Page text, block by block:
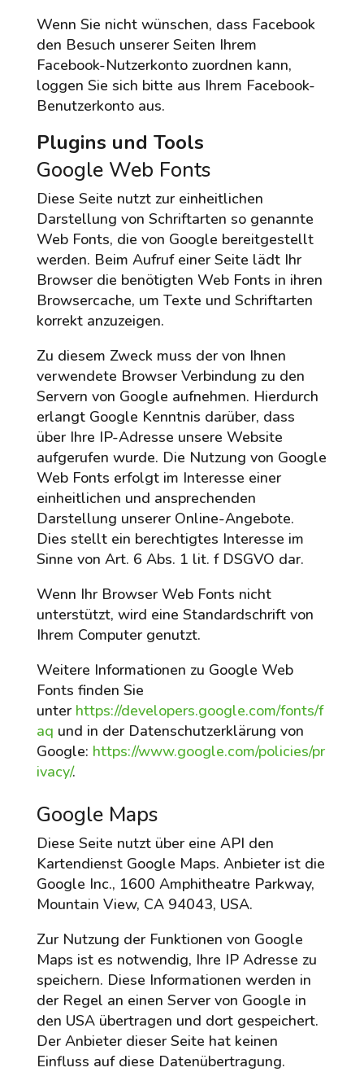
Wenn Sie nicht wünschen, dass Facebook
den Besuch unserer Seiten Ihrem
Facebook-Nutzerkonto zuordnen kann,
loggen Sie sich bitte aus Ihrem Facebook-
Benutzerkonto aus.
Plugins und Tools
Google Web Fonts
Diese Seite nutzt zur einheitlichen
Darstellung von Schriftarten so genannte
Web Fonts, die von Google bereitgestellt
werden. Beim Aufruf einer Seite lädt Ihr
Browser die benötigten Web Fonts in ihren
Browsercache, um Texte und Schriftarten
korrekt anzuzeigen.
Zu diesem Zweck muss der von Ihnen
verwendete Browser Verbindung zu den
Servern von Google aufnehmen. Hierdurch
erlangt Google Kenntnis darüber, dass
über Ihre IP-Adresse unsere Website
aufgerufen wurde. Die Nutzung von Google
Web Fonts erfolgt im Interesse einer
einheitlichen und ansprechenden
Darstellung unserer Online-Angebote.
Dies stellt ein berechtigtes Interesse im
Sinne von Art. 6 Abs. 1 lit. f DSGVO dar.
Wenn Ihr Browser Web Fonts nicht
unterstützt, wird eine Standardschrift von
Ihrem Computer genutzt.
Weitere Informationen zu Google Web
Fonts finden Sie
unter https://developers.google.com/fonts/f
aq und in der Datenschutzerklärung von
Google: https://www.google.com/policies/pr
ivacy/.
Google Maps
Diese Seite nutzt über eine API den
Kartendienst Google Maps. Anbieter ist die
Google Inc., 1600 Amphitheatre Parkway,
Mountain View, CA 94043, USA.
Zur Nutzung der Funktionen von Google
Maps ist es notwendig, Ihre IP Adresse zu
speichern. Diese Informationen werden in
der Regel an einen Server von Google in
den USA übertragen und dort gespeichert.
Der Anbieter dieser Seite hat keinen
Einfluss auf diese Datenübertragung.